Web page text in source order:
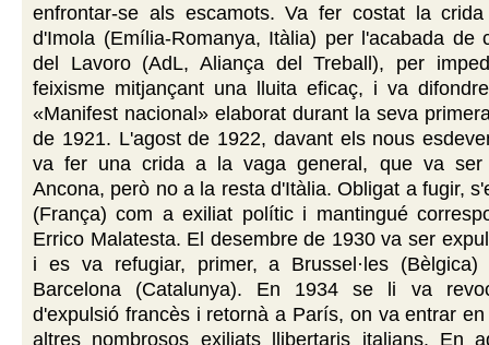
enfrontar-se als escamots. Va fer costat la
d'Imola (Emília-Romanya, Itàlia) per l'acabada de
del Lavoro (AdL, Aliança del Treball), per
feixisme mitjançant una lluita eficaç, i va
«Manifest nacional» elaborat durant la seva
de 1921. L'agost de 1922, davant els nous
va fer una crida a la vaga general, que va ser
Ancona, però no a la resta d'Itàlia. Obligat a fugir,
(França) com a exiliat polític i mantingué
Errico Malatesta. El desembre de 1930 va ser
i es va refugiar, primer, a Brussel·les
Barcelona (Catalunya). En 1934 se li va
d'expulsió francès i retornà a París, on va entrar
altres nombrosos exiliats llibertaris italians. En